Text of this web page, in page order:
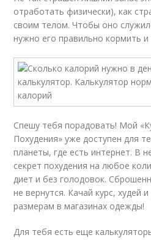
отработать физически), как
своим телом. Чтобы оно
нужно его правильно кормить и
Спешу тебя порадовать! Мой
Похудения» уже доступен для
планеты, где есть интернет. В
секрет похудения на любое
диет и без голодовок.
не вернутся. Качай курс, худей
размерам в магазинах одежды!
Для тебя есть еще